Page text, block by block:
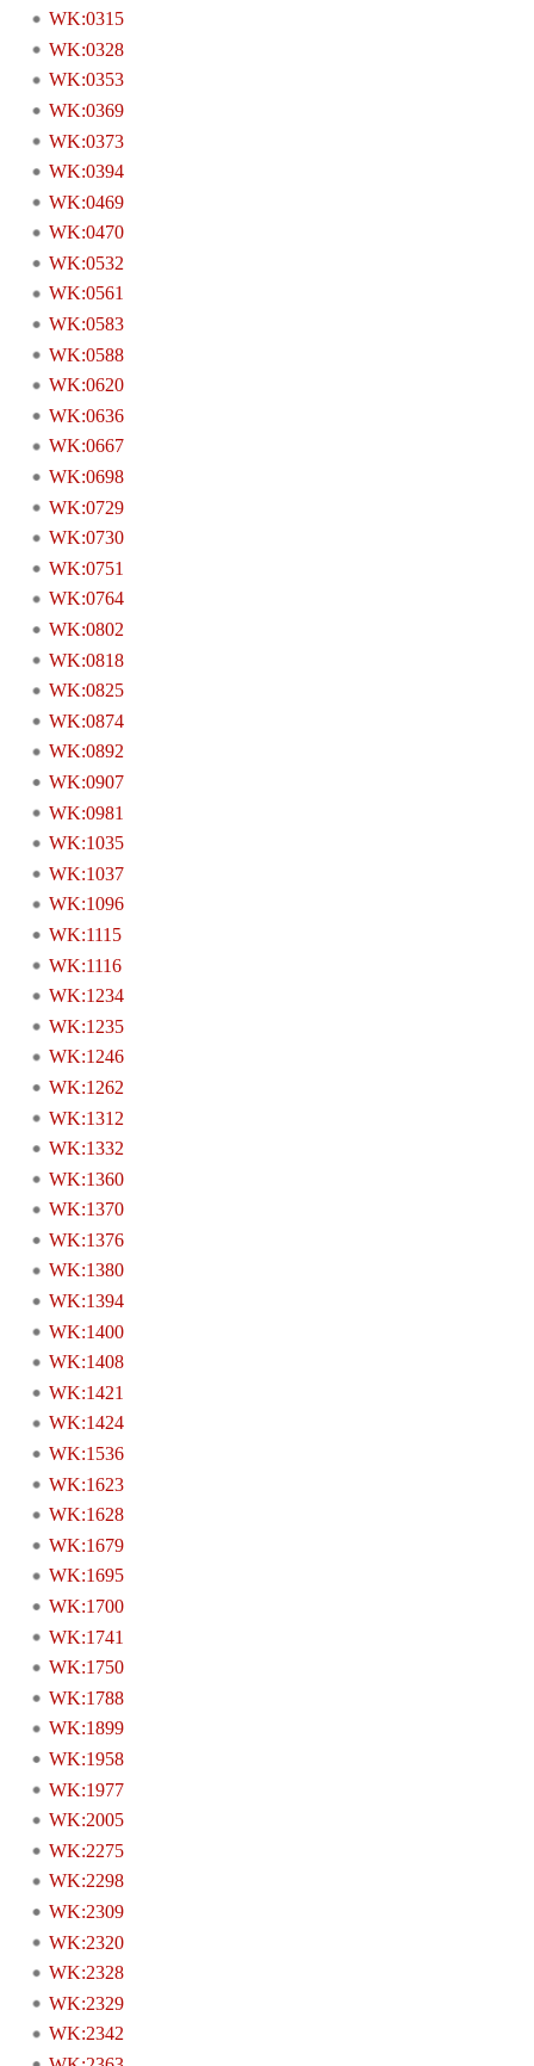
WK:0315
WK:0328
WK:0353
WK:0369
WK:0373
WK:0394
WK:0469
WK:0470
WK:0532
WK:0561
WK:0583
WK:0588
WK:0620
WK:0636
WK:0667
WK:0698
WK:0729
WK:0730
WK:0751
WK:0764
WK:0802
WK:0818
WK:0825
WK:0874
WK:0892
WK:0907
WK:0981
WK:1035
WK:1037
WK:1096
WK:1115
WK:1116
WK:1234
WK:1235
WK:1246
WK:1262
WK:1312
WK:1332
WK:1360
WK:1370
WK:1376
WK:1380
WK:1394
WK:1400
WK:1408
WK:1421
WK:1424
WK:1536
WK:1623
WK:1628
WK:1679
WK:1695
WK:1700
WK:1741
WK:1750
WK:1788
WK:1899
WK:1958
WK:1977
WK:2005
WK:2275
WK:2298
WK:2309
WK:2320
WK:2328
WK:2329
WK:2342